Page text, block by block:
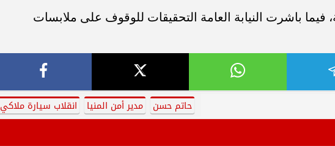
فيما باشرت النيابة العامة التحقيقات للوقوف على ملابسات
حاتم حسن مدير أمن المنيا انقلاب سيارة ملاكي